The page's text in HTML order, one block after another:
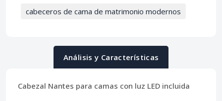
cabeceros de cama de matrimonio modernos
Análisis y Características
Cabezal Nantes para camas con luz LED incluida